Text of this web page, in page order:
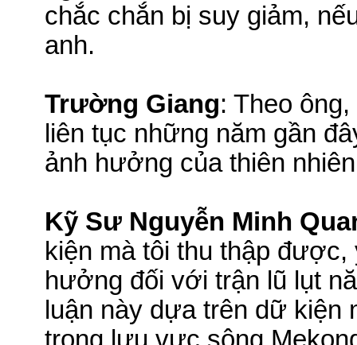
chắc chắn bị suy giảm,
anh.
Trường Giang: Theo
liên tục những năm gần
ảnh hưởng của thiên
Kỹ Sư Nguyễn Minh
kiện mà tôi thu thập
hưởng đối với trận lũ lụt
luận này dựa trên dữ